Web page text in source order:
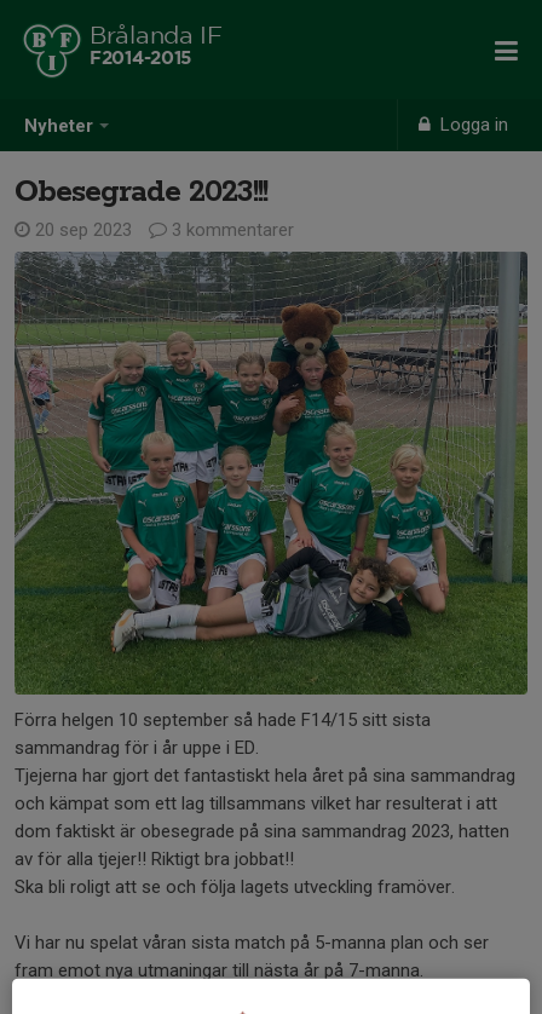
Nyheter Logga in
Brålanda IF
F2014-2015
Obesegrade 2023!!!
20 sep 2023 3 kommentarer
Förra helgen 10 september så hade F14/15 sitt sista
sammandrag för i år uppe i ED.
Tjejerna har gjort det fantastiskt hela året på sina sammandrag
och kämpat som ett lag tillsammans vilket har resulterat i att
dom faktiskt är obesegrade på sina sammandrag 2023, hatten
av för alla tjejer!! Riktigt bra jobbat!!
Ska bli roligt att se och följa lagets utveckling framöver.
Vi har nu spelat våran sista match på 5-manna plan och ser
fram emot nya utmaningar till nästa år på 7-manna.